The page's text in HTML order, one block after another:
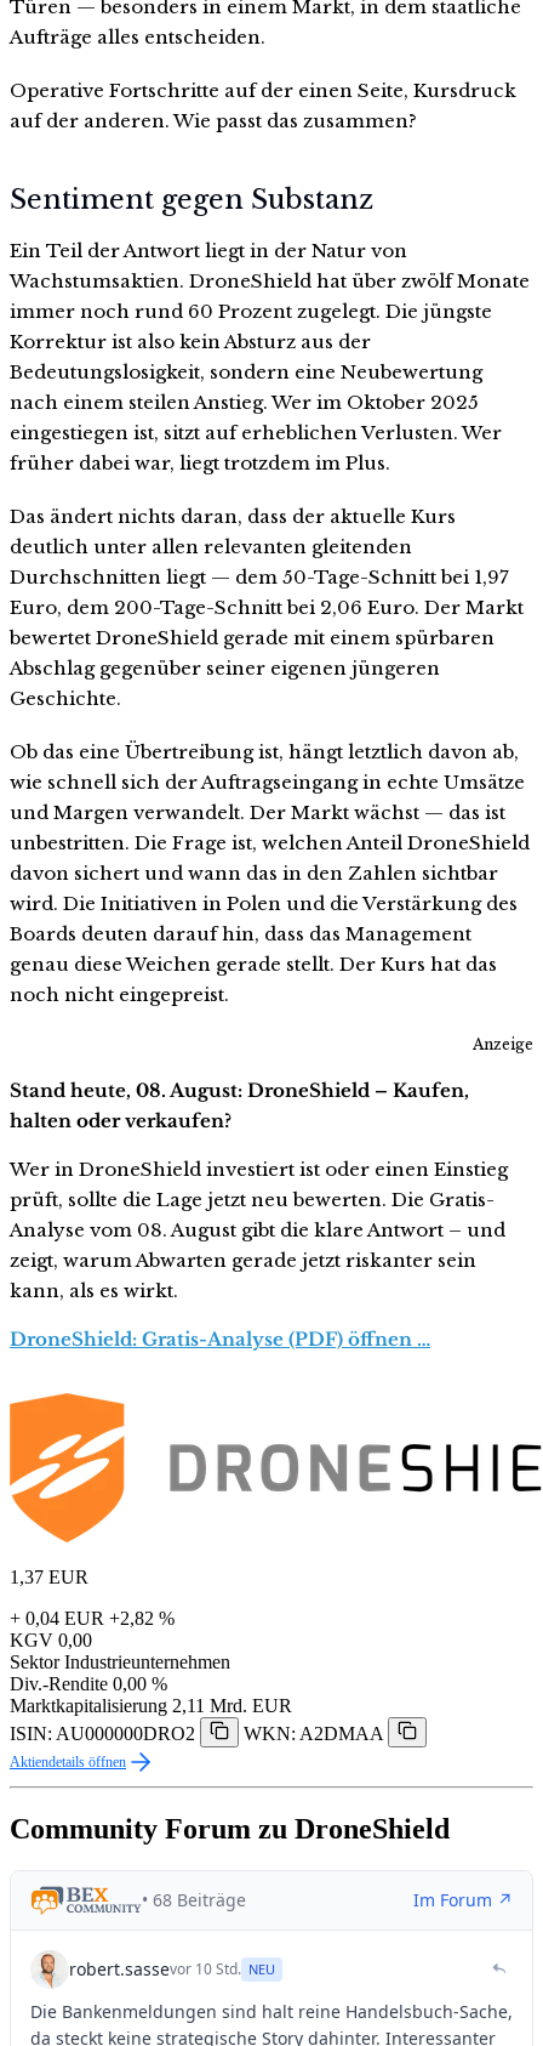
Türen — besonders in einem Markt, in dem staatliche
Aufträge alles entscheiden.
Operative Fortschritte auf der einen Seite, Kursdruck
auf der anderen. Wie passt das zusammen?
Sentiment gegen Substanz
Ein Teil der Antwort liegt in der Natur von
Wachstumsaktien. DroneShield hat über zwölf Monate
immer noch rund 60 Prozent zugelegt. Die jüngste
Korrektur ist also kein Absturz aus der
Bedeutungslosigkeit, sondern eine Neubewertung
nach einem steilen Anstieg. Wer im Oktober 2025
eingestiegen ist, sitzt auf erheblichen Verlusten. Wer
früher dabei war, liegt trotzdem im Plus.
Das ändert nichts daran, dass der aktuelle Kurs
deutlich unter allen relevanten gleitenden
Durchschnitten liegt — dem 50-Tage-Schnitt bei 1,97
Euro, dem 200-Tage-Schnitt bei 2,06 Euro. Der Markt
bewertet DroneShield gerade mit einem spürbaren
Abschlag gegenüber seiner eigenen jüngeren
Geschichte.
Ob das eine Übertreibung ist, hängt letztlich davon ab,
wie schnell sich der Auftragseingang in echte Umsätze
und Margen verwandelt. Der Markt wächst — das ist
unbestritten. Die Frage ist, welchen Anteil DroneShield
davon sichert und wann das in den Zahlen sichtbar
wird. Die Initiativen in Polen und die Verstärkung des
Boards deuten darauf hin, dass das Management
genau diese Weichen gerade stellt. Der Kurs hat das
noch nicht eingepreist.
Anzeige
Stand heute, 08. August: DroneShield – Kaufen,
halten oder verkaufen?
Wer in DroneShield investiert ist oder einen Einstieg
prüft, sollte die Lage jetzt neu bewerten. Die Gratis-
Analyse vom 08. August gibt die klare Antwort – und
zeigt, warum Abwarten gerade jetzt riskanter sein
kann, als es wirkt.
DroneShield: Gratis-Analyse (PDF) öffnen …
1,37 EUR
+ 0,04 EUR +2,82 %
KGV 0,00
Sektor Industrieunternehmen
Div.-Rendite 0,00 %
Marktkapitalisierung 2,11 Mrd. EUR
ISIN: AU000000DRO2
WKN: A2DMAA
Aktiendetails öffnen
Community Forum zu DroneShield